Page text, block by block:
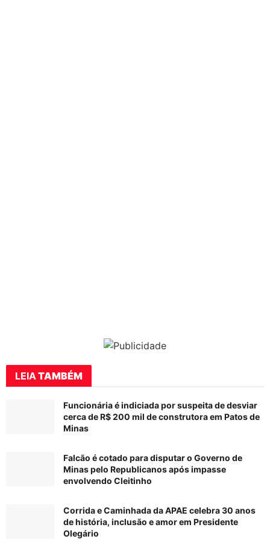
LEIATAMBÉM
Funcionária é indiciada por suspeita de desviar
cerca de R$ 200 mil de construtora em Patos de
Minas
Falcão é cotado para disputar o Governo de
Minas pelo Republicanos após impasse
envolvendo Cleitinho
Corrida e Caminhada da APAE celebra 30 anos
de história, inclusão e amor em Presidente
Olegário